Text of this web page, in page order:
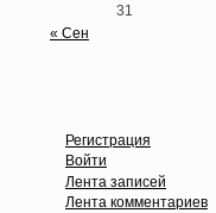
31
« Сен
Регистрация
Войти
Лента записей
Лента комментариев